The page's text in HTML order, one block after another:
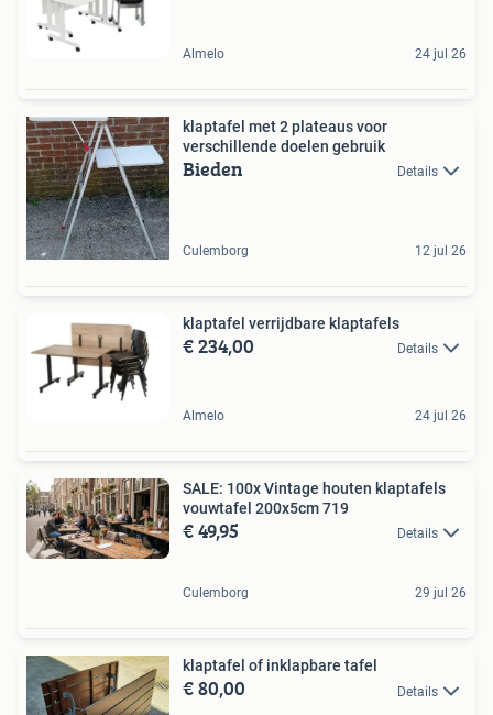
Almelo 24 jul 26
klaptafel met 2 plateaus voor
verschillende doelen gebruik
Bieden Details
Culemborg 12 jul 26
klaptafel verrijdbare klaptafels
€ 234,00 Details
Almelo 24 jul 26
SALE: 100x Vintage houten klaptafels
vouwtafel 200x5cm 719
€ 49,95 Details
Culemborg 29 jul 26
klaptafel of inklapbare tafel
€ 80,00 Details